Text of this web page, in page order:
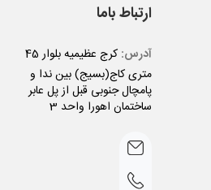
ارتباط باما
آدرس:
کرج عظیمیه بلوار 45
متری کاج(بسیج) بین ندا و
پامچال جنوبی قبل از پل عابر
ساختمان اهورا واحد 3